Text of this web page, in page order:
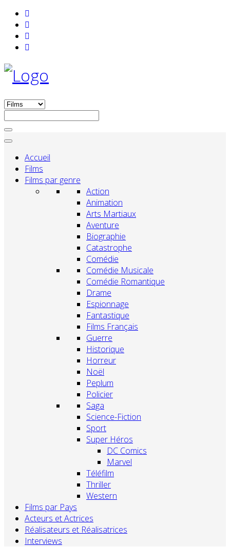
Accueil
Films
Films par genre
Action
Animation
Arts Martiaux
Aventure
Biographie
Catastrophe
Comédie
Comédie Musicale
Comédie Romantique
Drame
Espionnage
Fantastique
Films Français
Guerre
Historique
Horreur
Noël
Peplum
Policier
Saga
Science-Fiction
Sport
Super Héros
DC Comics
Marvel
Téléfilm
Thriller
Western
Films par Pays
Acteurs et Actrices
Réalisateurs et Réalisatrices
Interviews